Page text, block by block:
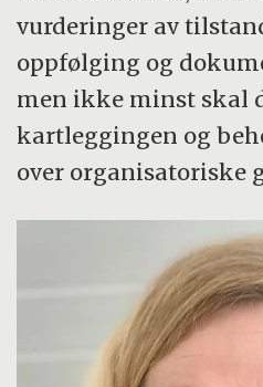
vurderinger av
oppfølging og
men ikke minst skal
kartleggingen og
over organisatoriske